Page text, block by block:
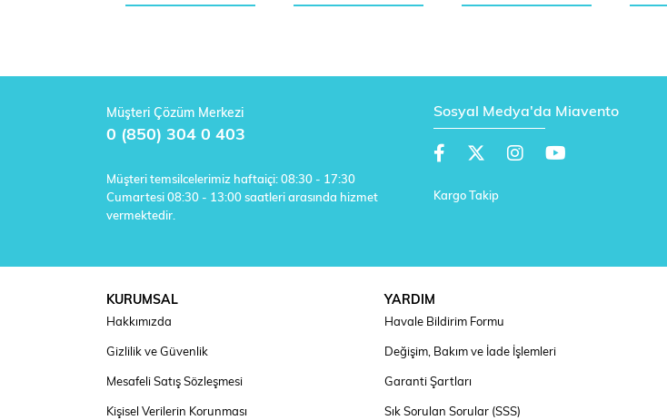
Müşteri Çözüm Merkezi
0 (850) 304 0 403
Müşteri temsilcelerimiz haftaiçi: 08:30 - 17:30
Cumartesi 08:30 - 13:00 saatleri arasında hizmet
vermektedir.
Sosyal Medya'da Miavento
Kargo Takip
KURUMSAL
Hakkımızda
Gizlilik ve Güvenlik
Mesafeli Satış Sözleşmesi
Kişisel Verilerin Korunması
YARDIM
Havale Bildirim Formu
Değişim, Bakım ve İade İşlemleri
Garanti Şartları
Sık Sorulan Sorular (SSS)